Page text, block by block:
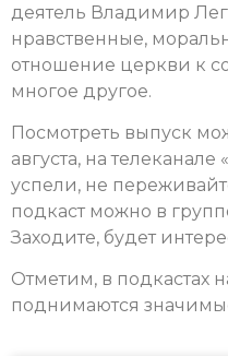
деятель Владимир
нравственные,
отношение церкви к
многое другое.
Посмотреть выпуск
августа, на
успели, не
подкаст можно в
Заходите, будет
Отметим, в подкастах
поднимаются